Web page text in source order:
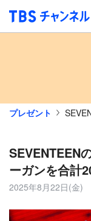
プレゼント
SEVENTEEN
ーガンを合計
2025年8月22日(金)